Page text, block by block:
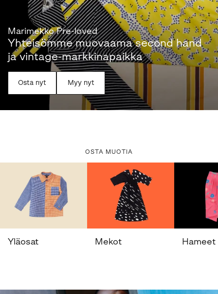
Marimekko Pre-loved
Yhteisömme muovaama second hand
ja vintage-markkinapaikka
Osta nyt Myy nyt
OSTA MUOTIA
Yläosat Mekot Hameet